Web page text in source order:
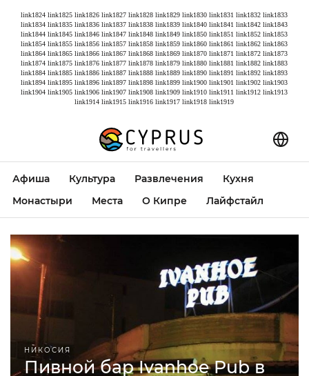
link1824 link1825 link1826 link1827 link1828 link1829 link1830 link1831 link1832 link1833
link1834 link1835 link1836 link1837 link1838 link1839 link1840 link1841 link1842 link1843
link1844 link1845 link1846 link1847 link1848 link1849 link1850 link1851 link1852 link1853
link1854 link1855 link1856 link1857 link1858 link1859 link1860 link1861 link1862 link1863
link1864 link1865 link1866 link1867 link1868 link1869 link1870 link1871 link1872 link1873
link1874 link1875 link1876 link1877 link1878 link1879 link1880 link1881 link1882 link1883
link1884 link1885 link1886 link1887 link1888 link1889 link1890 link1891 link1892 link1893
link1894 link1895 link1896 link1897 link1898 link1899 link1900 link1901 link1902 link1903
link1904 link1905 link1906 link1907 link1908 link1909 link1910 link1911 link1912 link1913
link1914 link1915 link1916 link1917 link1918 link1919
Афиша Культура Развлечения
Кухня
Монастыри
Места О Кипре Лайфстайл
НИКОСИЯ
Пивной бар Ivanhoe Pub в